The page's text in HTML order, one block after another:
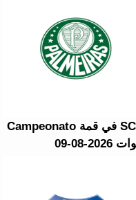
SE Palmeiras ضد SC Internacional في قمة Campeonato